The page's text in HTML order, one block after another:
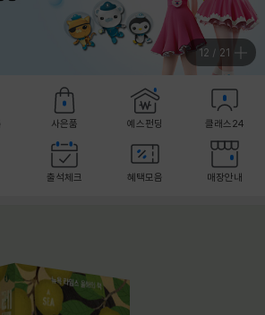
13 / 21
사은품 예스펀딩 클래스24
출석체크 혜택모음 매장안내